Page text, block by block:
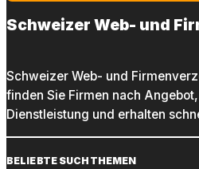
Schweizer Web- und
Schweizer Web- und
finden Sie Firmen nach
Dienstleistung und erhalten
BELIEBTE SUCHTHEMEN